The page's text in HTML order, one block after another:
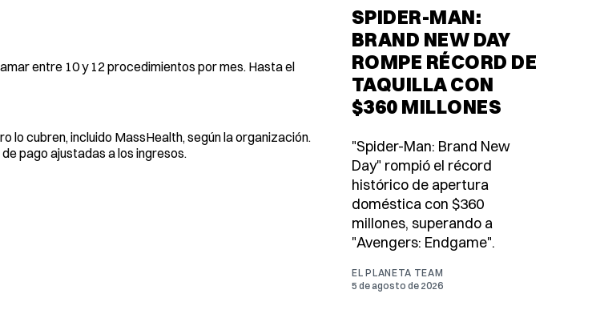
entre 10 y 12 procedimientos por mes. Hasta el
lo cubren, incluido MassHealth, según la organización.
pago ajustadas a los ingresos.
SPIDER-MAN:
BRAND NEW DAY
ROMPE RÉCORD DE
TAQUILLA CON
$360 MILLONES
"Spider-Man: Brand New
Day" rompió el récord
histórico de apertura
doméstica con $360
millones, superando a
"Avengers: Endgame".
EL PLANETA TEAM
5 de agosto de 2026